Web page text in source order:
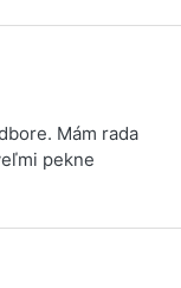
Mám rada
pekne